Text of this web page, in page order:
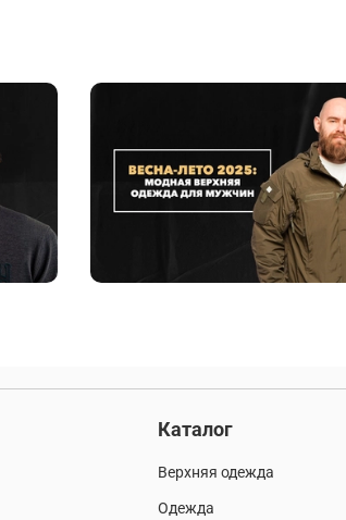
Каталог
Верхняя одежда
Одежда